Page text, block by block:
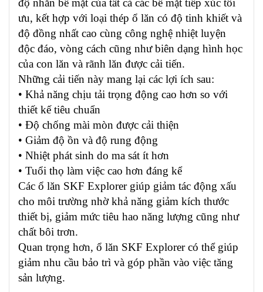
độ nhẵn bề mặt của tất cả các bề mặt tiếp xúc tối
ưu, kết hợp với loại thép ổ lăn có độ tinh khiết và
độ đồng nhất cao cùng công nghệ nhiệt luyện
độc đáo, vòng cách cũng như biên dạng hình học
của con lăn và rãnh lăn được cải tiến.
Những cải tiến này mang lại các lợi ích sau:
• Khả năng chịu tải trọng động cao hơn so với
thiết kế tiêu chuẩn
• Độ chống mài mòn được cải thiện
• Giảm độ ồn và độ rung động
• Nhiệt phát sinh do ma sát ít hơn
• Tuổi thọ làm việc cao hơn đáng kể
Các ổ lăn SKF Explorer giúp giảm tác động xấu
cho môi trường nhờ khả năng giảm kích thước
thiết bị, giảm mức tiêu hao năng lượng cũng như
chất bôi trơn.
Quan trọng hơn, ổ lăn SKF Explorer có thể giúp
giảm nhu cầu bảo trì và góp phần vào việc tăng
sản lượng.